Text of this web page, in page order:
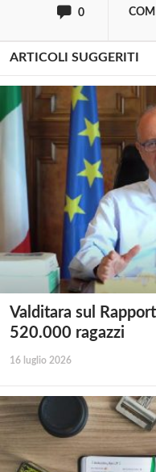
0
ARTICOLI SUGGERITI
Valditara sul
520.000 ragazzi
16 luglio 2026